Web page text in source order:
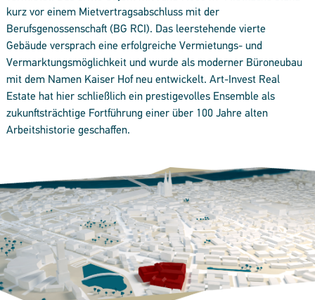
kurz vor einem Mietvertragsabschluss mit der
Berufsgenossenschaft (BG RCI). Das leerstehende vierte
Gebäude versprach eine erfolgreiche Vermietungs- und
Vermarktungsmöglichkeit und wurde als moderner Büroneubau
mit dem Namen Kaiser Hof neu entwickelt. Art-Invest Real
Estate hat hier schließlich ein prestigevolles Ensemble als
zukunftsträchtige Fortführung einer über 100 Jahre alten
Arbeitshistorie geschaffen.